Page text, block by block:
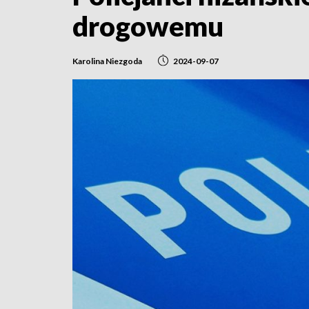
drogowemu
Karolina Niezgoda 2024-09-07